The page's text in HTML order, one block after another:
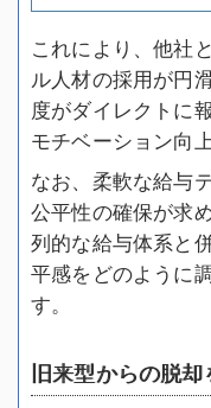
これにより、他社
ル人材の採用が円
度がダイレクトに
モチベーション向
なお、柔軟な給与
公平性の確保が求
列的な給与体系と
平感をどのように
す。
旧来型からの脱却